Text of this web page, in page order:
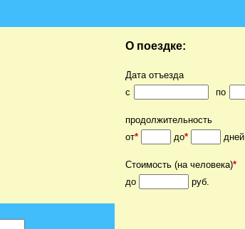
О поездке:
Дата отъезда
c
по
продолжительность
от* до* дней
Стоимость (на человека)*
до
руб.